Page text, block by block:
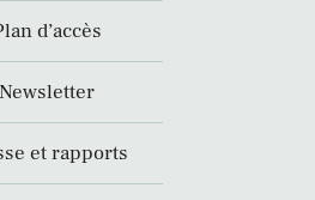
d’accès
Newsletter
et rapports